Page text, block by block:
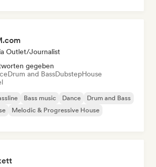
Outlet/Journalist
gegeben
Drum and BassDubstepHouse
Bass music Dance
Drum and Bass
Melodic & Progressive House